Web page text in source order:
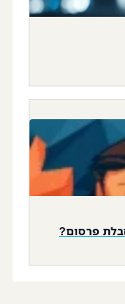
פרסום?